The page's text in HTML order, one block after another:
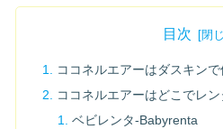
目次
ココネルエアーはダスキンで
ココネルエアーはどこでレ
ベビレンタ-Babyrenta